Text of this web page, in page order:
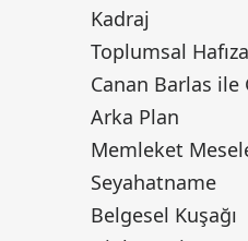
Kadraj
Toplumsal Hafıza
Arka Plan
Memleket
Seyahatname
Belgesel Kuşağı